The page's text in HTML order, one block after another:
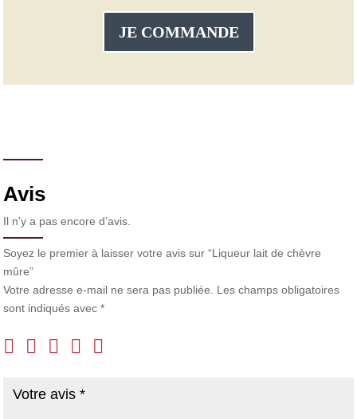
JE COMMANDE
Avis
Il n’y a pas encore d’avis.
Soyez le premier à laisser votre avis sur “Liqueur lait de chèvre
mûre”
Votre adresse e-mail ne sera pas publiée.
Les champs obligatoires
sont indiqués avec*